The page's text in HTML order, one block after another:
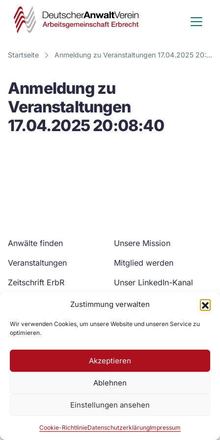
Zustimmung verwalten
Wir verwenden Cookies, um unsere Website und unseren Service zu
optimieren.
Akzeptieren
Ablehnen
Einstellungen ansehen
Cookie-RichtlinieDatenschutzerklärungImpressum
Deutscher
Anwalt
Verein
Startseite Anmeldung zu Veranstaltungen 17.04.2025 20:08:40
Anmeldung zu
Veranstaltungen
17.04.2025 20:08:40
Anwälte finden
Veranstaltungen
Zeitschrift ErbR
Unsere Mission
Mitglied werden
Unser LinkedIn-Kanal
Unser YouTube-Kanal
Zur DAV Webseite